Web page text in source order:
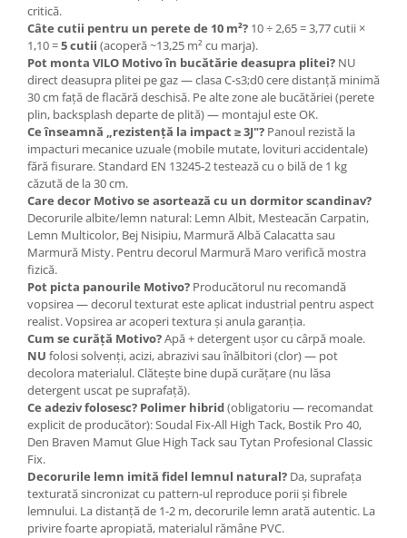
critică.
Câte cutii pentru un perete de 10 m²? 10 ÷ 2,65 = 3,77 cutii ×
1,10 =5 cutii (acoperă ~13,25 m² cu marja).
Pot monta VILO Motivo în bucătărie deasupra plitei? NU
direct deasupra plitei pe gaz — clasa C-s3;d0 cere distanță minimă
30 cm față de flacără deschisă. Pe alte zone ale bucătăriei (perete
plin, backsplash departe de plită) — montajul este OK.
Ce înseamnă „rezistență la impact ≥ 3J"? Panoul rezistă la
impacturi mecanice uzuale (mobile mutate, lovituri accidentale)
fără fisurare. Standard EN 13245-2 testează cu o bilă de 1 kg
căzută de la 30 cm.
Care decor Motivo se asortează cu un dormitor scandinav?
Decorurile albite/lemn natural: Lemn Albit, Mesteacăn Carpatin,
Lemn Multicolor, Bej Nisipiu, Marmură Albă Calacatta sau
Marmură Misty. Pentru decorul Marmură Maro verifică mostra
fizică.
Pot picta panourile Motivo? Producătorul nu recomandă
vopsirea — decorul texturat este aplicat industrial pentru aspect
realist. Vopsirea ar acoperi textura și anula garanția.
Cum se curăță Motivo?Apă + detergent ușor cu cârpă moale.
NU folosi solvenți, acizi, abrazivi sau înălbitori (clor) — pot
decolora materialul. Clătește bine după curățare (nu lăsa
detergent uscat pe suprafață).
Ce adeziv folosesc? Polimer hibrid(obligatoriu — recomandat
explicit de producător): Soudal Fix-All High Tack, Bostik Pro 40,
Den Braven Mamut Glue High Tack sau Tytan Profesional Classic
Fix.
Decorurile lemn imită fidel lemnul natural? Da, suprafața
texturată sincronizat cu pattern-ul reproduce porii și fibrele
lemnului. La distanță de 1-2 m, decorurile lemn arată autentic. La
privire foarte apropiată, materialul rămâne PVC.